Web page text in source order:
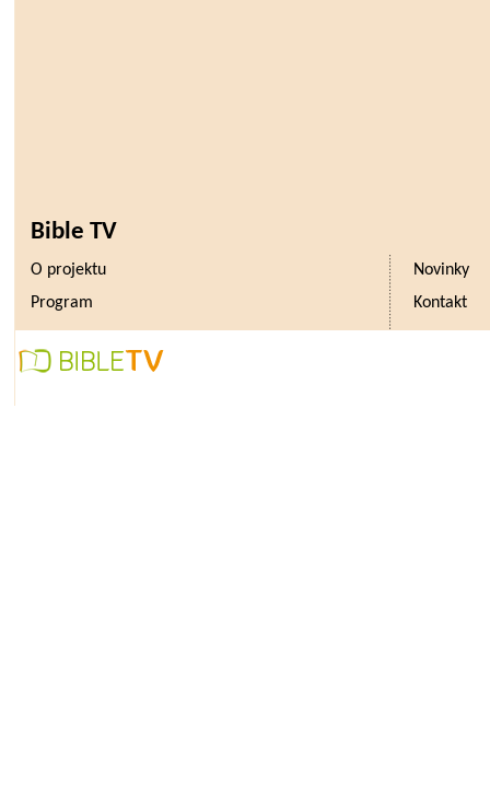
Bible TV
O projektu
Novinky
Program
Kontakt